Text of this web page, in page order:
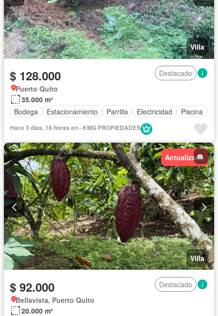
Villa
$ 128.000
Destacado
Puerto Quito
35.000 m²
Bodega
Estacionamiento Parrilla Electricidad Piscina
Hace 3 días, 18 horas en - KMG PROPIEDADES
Actualizado
Villa
$ 92.000
Destacado
Bellavista, Puerto Quito
20.000 m²